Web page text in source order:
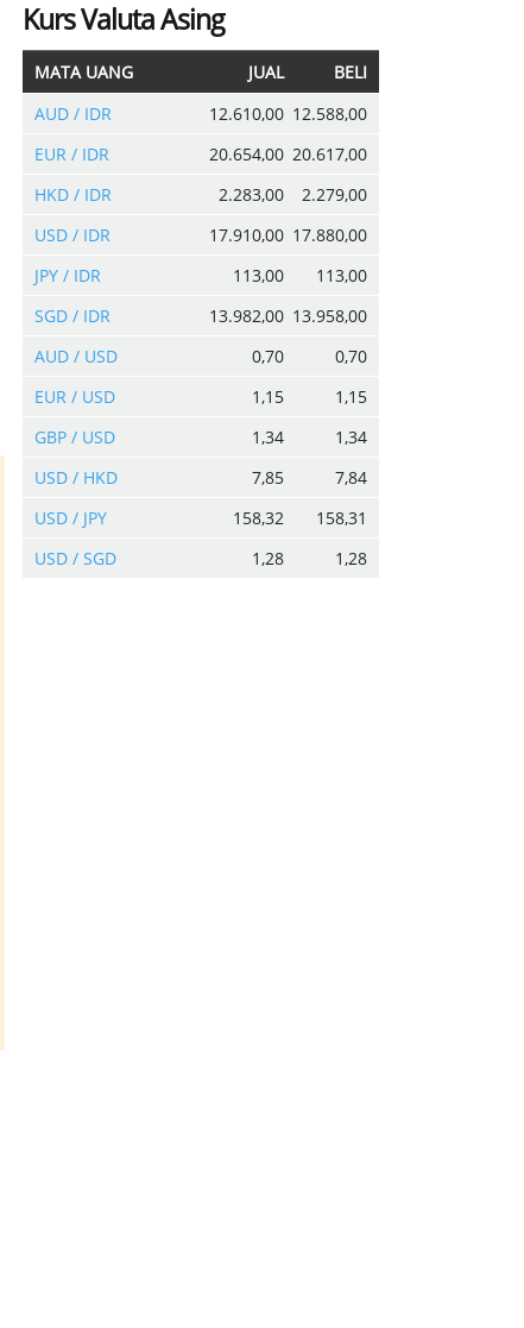
Kurs Valuta Asing
MATA UANG JUAL
BELI
AUD / IDR
12.610,00 12.588,00
EUR / IDR
20.654,00 20.617,00
HKD / IDR
2.283,00
2.279,00
USD / IDR
17.910,00 17.880,00
JPY / IDR
113,00
113,00
SGD / IDR
13.982,00 13.958,00
AUD / USD
0,70
0,70
EUR / USD
1,15
1,15
GBP / USD
1,34
1,34
USD / HKD
7,85
7,84
USD / JPY
158,32
158,31
USD / SGD
1,28 1,28